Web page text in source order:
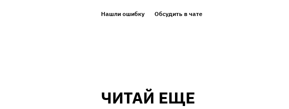
Нашли ошибку Обсудить в чате
ЧИТАЙ ЕЩЕ